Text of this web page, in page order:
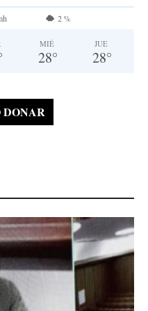
2 %
MIÉ
28°
JUE
28°
DONAR